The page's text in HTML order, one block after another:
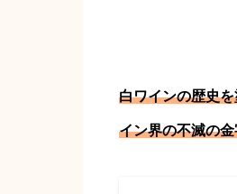
白ワインの歴史
イン界の不滅の